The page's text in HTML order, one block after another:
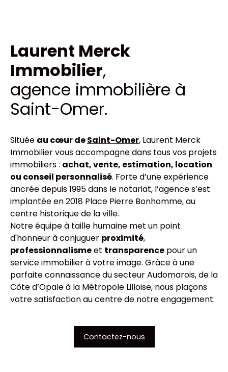
Laurent Merck
Immobilier,
agence immobilière à
Saint-Omer.
Située au cœur deSaint-Omer, Laurent Merck
Immobilier vous accompagne dans tous vos projets
immobiliers : achat, vente, estimation, location
ou conseil personnalisé. Forte d’une expérience
ancrée depuis 1995 dans le notariat, l’agence s’est
implantée en 2018 Place Pierre Bonhomme, au
centre historique de la ville.
Notre équipe à taille humaine met un point
d'honneur à conjuguer proximité,
professionnalismeet transparence pour un
service immobilier à votre image. Grâce à une
parfaite connaissance du secteur Audomarois, de la
Côte d’Opale à la Métropole Lilloise, nous plaçons
votre satisfaction au centre de notre engagement.
Contactez-nous